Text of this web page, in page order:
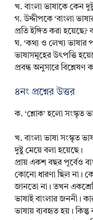
খ. বাংলা ভাষাকে কেন
গ. উদ্দীপকে ‘বাংলা
প্রতি ইঙ্গিত করা হয়েছে?
ঘ. ‘কথ্য ও লেখ্য ভাষার
ভাষাসমূহের উৎপত্তি
প্রবন্ধ অনুসারে বিশ্লেষণ
৪নং প্রশ্নের উত্তর
ক. ‘শ্লোক’ হলো সংস্কৃত
খ. বাংলা ভাষা সংস্কৃত
দুষ্টু মেয়ে বলা হয়েছে।
প্রায় একশ বছর পূর্বেও
কোনো ধারণা ছিল না।
জানতো না। তখন
ভাষাই বাংলার জননী।
ভাষায় ব্যবহৃত হয়। কিন্তু